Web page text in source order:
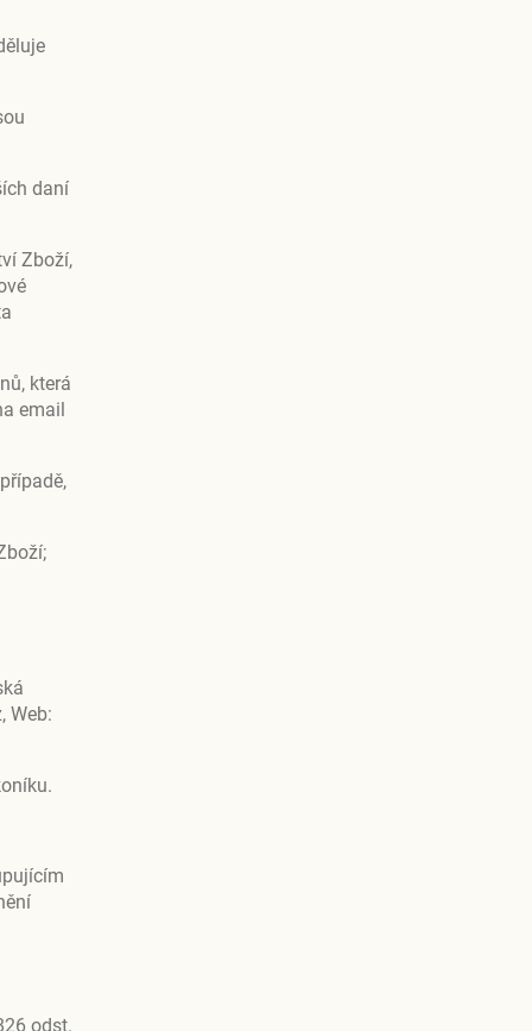
daní
Zboží,
která
email
Web:
odst.